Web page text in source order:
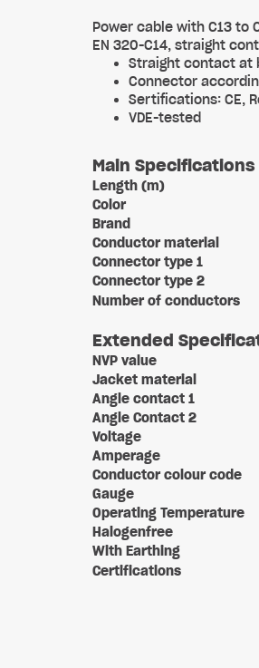
Power cable with C13 to
EN 320-C14, straight
Straight contact at
Connector
Sertifications: CE,
VDE-tested
Main Specifications
Length (m)
Color
Brand
Conductor material
Connector type 1
Connector type 2
Number of conductors
Extended
NVP value
Jacket material
Angle contact 1
Angle Contact 2
Voltage
Amperage
Conductor colour code
Gauge
Operating Temperature
Halogenfree
With Earthing
Certifications